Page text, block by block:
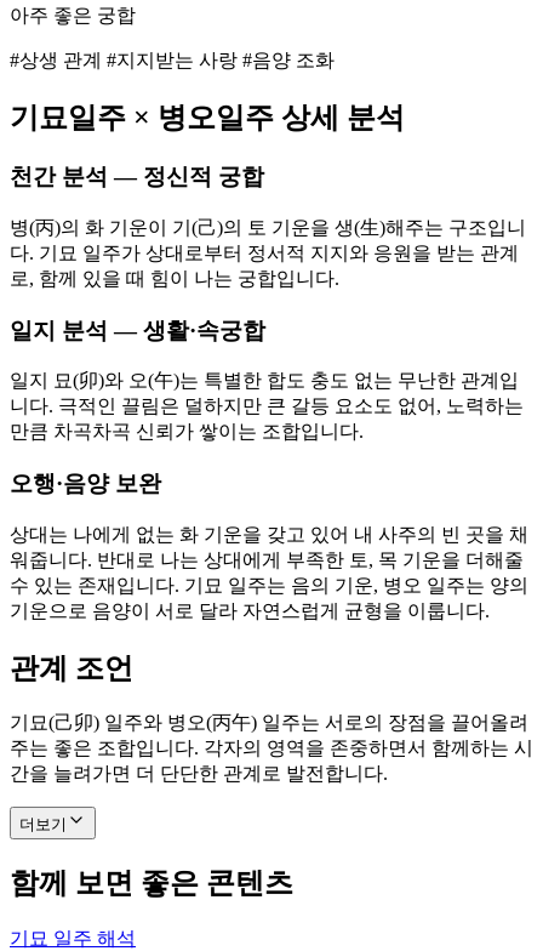
아주 좋은 궁합
#상생 관계 #지지받는 사랑 #음양 조화
기묘일주 × 병오일주 상세 분석
천간 분석 — 정신적 궁합
병(丙)의 화 기운이 기(己)의 토 기운을 생(生)해주는 구조입니
다. 기묘 일주가 상대로부터 정서적 지지와 응원을 받는 관계
로, 함께 있을 때 힘이 나는 궁합입니다.
일지 분석 — 생활·속궁합
일지 묘(卯)와 오(午)는 특별한 합도 충도 없는 무난한 관계입
니다. 극적인 끌림은 덜하지만 큰 갈등 요소도 없어, 노력하는
만큼 차곡차곡 신뢰가 쌓이는 조합입니다.
오행·음양 보완
상대는 나에게 없는 화 기운을 갖고 있어 내 사주의 빈 곳을 채
워줍니다. 반대로 나는 상대에게 부족한 토, 목 기운을 더해줄
수 있는 존재입니다. 기묘 일주는 음의 기운, 병오 일주는 양의
기운으로 음양이 서로 달라 자연스럽게 균형을 이룹니다.
관계 조언
기묘(己卯) 일주와 병오(丙午) 일주는 서로의 장점을 끌어올려
주는 좋은 조합입니다. 각자의 영역을 존중하면서 함께하는 시
간을 늘려가면 더 단단한 관계로 발전합니다.
더보기
함께 보면 좋은 콘텐츠
기묘 일주 해석